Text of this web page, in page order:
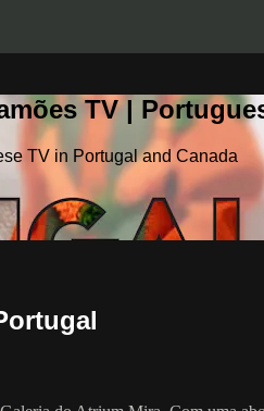
TV |
TV in Portugal and Canada